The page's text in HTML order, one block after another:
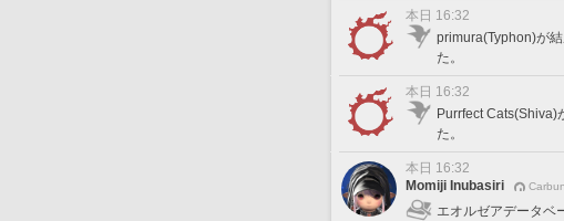
本日 16:32
primura(Typhon)が
た。
本日 16:32
Purrfect Cats(Shiva)
た。
本日 16:32
Momiji Inubasiri
エオルゼアデータベ